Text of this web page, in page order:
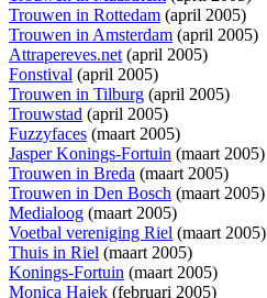
Trouwen in Rottedam (april 2005)
Trouwen in Amsterdam (april 2005)
Attrapereves.net(april 2005)
Fonstival (april 2005)
Trouwen in Tilburg (april 2005)
Trouwstad (april 2005)
Fuzzyfaces (maart 2005)
Jasper Konings-Fortuin (maart 2005)
Trouwen in Breda (maart 2005)
Trouwen in Den Bosch (maart 2005)
Medialoog (maart 2005)
Voetbal vereniging Riel (maart 2005)
Thuis in Riel (maart 2005)
Konings-Fortuin (maart 2005)
Monica Hajek (februari 2005)